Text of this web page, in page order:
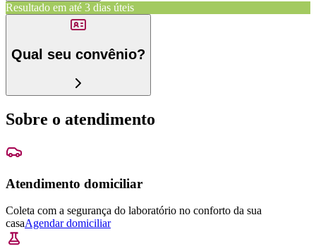
Resultado em até 3 dias úteis
Qual seu convênio?
Sobre o atendimento
Atendimento domiciliar
Coleta com a segurança do laboratório no conforto da sua
casaAgendar domiciliar